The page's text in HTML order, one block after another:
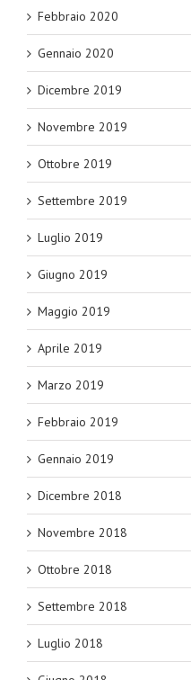
Febbraio 2020
Gennaio 2020
Dicembre 2019
Novembre 2019
Ottobre 2019
Settembre 2019
Luglio 2019
Giugno 2019
Maggio 2019
Aprile 2019
Marzo 2019
Febbraio 2019
Gennaio 2019
Dicembre 2018
Novembre 2018
Ottobre 2018
Settembre 2018
Luglio 2018